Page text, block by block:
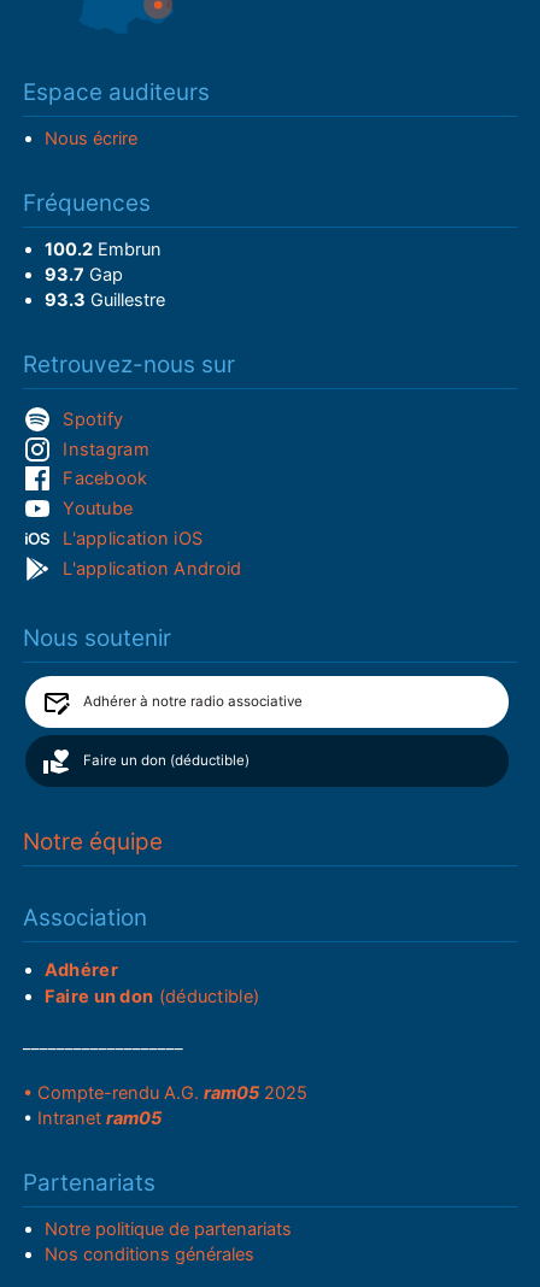
Espace auditeurs
Nous écrire
Fréquences
100.2Embrun
93.7 Gap
93.3 Guillestre
Retrouvez-nous sur
Spotify
Instagram
Facebook
Youtube
L'application iOS
L'application Android
Nous soutenir
Adhérer à notre radio associative
Faire un don (déductible)
Notre équipe
Association
Adhérer
Faire un don (déductible)
• Compte-rendu A.G.ram05 2025
• Intranetram05
Partenariats
Notre politique de partenariats
Nos conditions générales